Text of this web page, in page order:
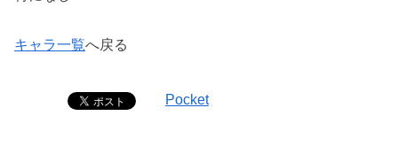
キャラ一覧へ戻る
Pocket